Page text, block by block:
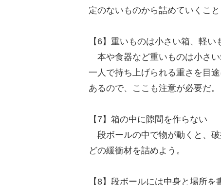
定のないものから詰めていくこと
【6】重いものは小さい箱、軽
本や食器など重いものは小さい
一人で持ち上げられる重さを目
あるので、ここも注意が必要だ。
【7】箱の中に隙間を作らない
段ボールの中で物が動くと、
どの緩衝材を詰めよう。
【8】段ボールには中身と場所を